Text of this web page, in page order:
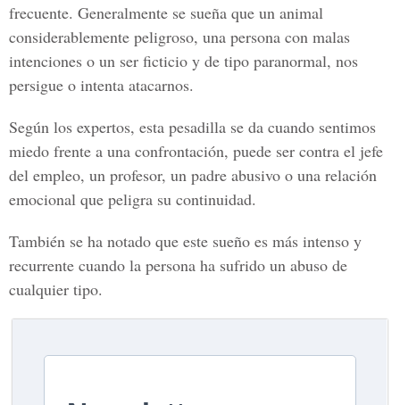
frecuente. Generalmente se sueña que un animal
considerablemente peligroso, una persona con malas
intenciones o un ser ficticio y de tipo paranormal, nos
persigue o intenta atacarnos.
Según los expertos, esta pesadilla se da cuando sentimos
miedo frente a una confrontación, puede ser contra el jefe
del empleo, un profesor, un padre abusivo o una relación
emocional que peligra su continuidad.
También se ha notado que este sueño es más intenso y
recurrente cuando la persona ha sufrido un abuso de
cualquier tipo.